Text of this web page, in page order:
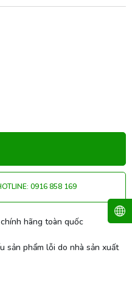
0916 858 169
hãng toàn quốc
sản phẩm lỗi do nhà sản xuất